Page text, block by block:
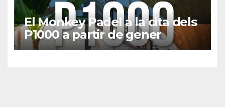
El Monkey Padel a la cita dels
P1000 a partir de gener